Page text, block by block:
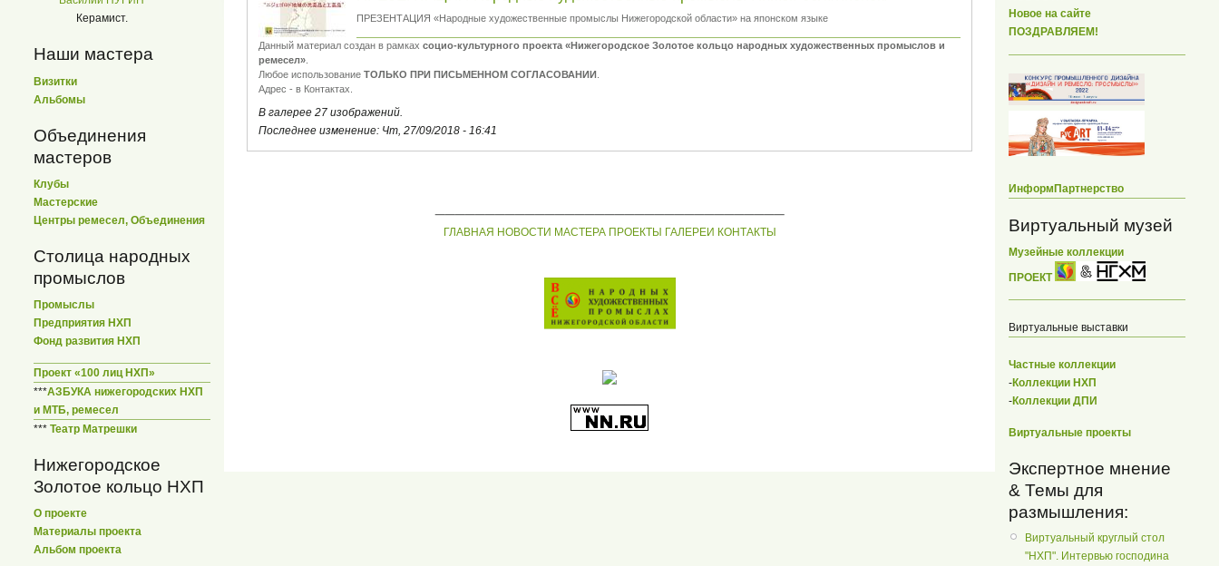
Керамист.
Наши мастера
Визитки
Альбомы
Объединения
мастеров
Клубы
Мастерские
Центры ремесел, Объединения
Столица народных
промыслов
Промыслы
Предприятия НХП
Фонд развития НХП
Проект «100 лиц НХП»
***АЗБУКА нижегородских НХП
и МТБ, ремесел
*** Театр Матрешки
Нижегородское
Золотое кольцо НХП
О проекте
Материалы проекта
Альбом проекта
ПРЕЗЕНТАЦИЯ «Народные художественные промыслы Нижегородской области» на японском языке
Данный материал создан в рамках социо-культурного проекта «Нижегородское Золотое кольцо народных художественных промыслов и
ремесел»
Любое использование ТОЛЬКО ПРИ ПИСЬМЕННОМ СОГЛАСОВАНИИ
Адрес - в Контактах.
В галерее 27 изображений.
Последнее изменение: Чт, 27/09/2018 - 16:41
ГЛАВНАЯ НОВОСТИ МАСТЕРА ПРОЕКТЫ ГАЛЕРЕИ КОНТАКТЫ
Новое на сайте
ПОЗДРАВЛЯЕМ!
ИнформПартнерство
Виртуальный музей
Музейные коллекции
ПРОЕКТ
Виртуальные выставки
Частные коллекции
-Коллекции НХП
-Коллекции ДПИ
Виртуальные проекты
Экспертное мнение
& Темы для
размышления:
Виртуальный круглый стол
"НХП". Интервью господина